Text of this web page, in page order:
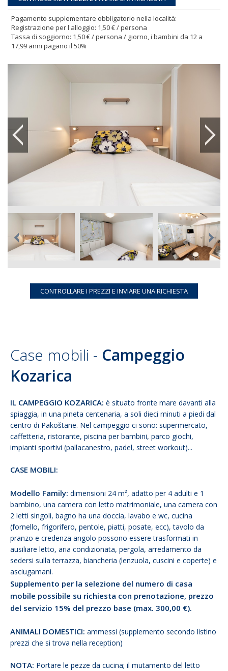
Pagamento supplementare obbligatorio nella località:
Registrazione per l'alloggio: 1,50 € / persona
Tassa di soggiorno: 1,50 € / persona / giorno, i bambini da 12 a
17,99 anni pagano il 50%
Case mobili - Campeggio
Kozarica
IL CAMPEGGIO KOZARICA: è situato fronte mare davanti alla
spiaggia, in una pineta centenaria, a soli dieci minuti a piedi dal
centro di Pakoštane. Nel campeggio ci sono: supermercato,
caffetteria, ristorante, piscina per bambini, parco giochi,
impianti sportivi (pallacanestro, padel, street workout)...
CASE MOBILI:
Modello Family: dimensioni 24 m², adatto per 4 adulti e 1
bambino, una camera con letto matrimoniale, una camera con
2 letti singoli, bagno ha una doccia, lavabo e wc, cucina
(fornello, frigorifero, pentole, piatti, posate, ecc), tavolo da
pranzo e credenza angolo possono essere trasformati in
ausiliare letto, aria condizionata, pergola, arredamento da
sedersi sulla terrazza, biancheria (lenzuola, cuscini e coperte) e
asciugamani.
Supplemento per la selezione del numero di casa
mobile possibile su richiesta con prenotazione, prezzo
del servizio 15% del prezzo base (max. 300,00 €).
ANIMALI DOMESTICI: ammessi (supplemento secondo listino
prezzi che si trova nella reception)
NOTA: Portare le pezze da cucina; il mutamento del letto